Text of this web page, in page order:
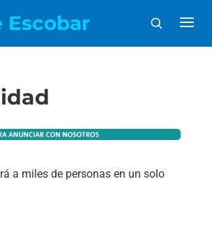
Escobar
a miles de personas en un solo